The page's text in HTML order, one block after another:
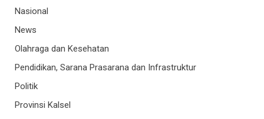
Nasional
News
Olahraga dan Kesehatan
Pendidikan, Sarana Prasarana dan Infrastruktur
Politik
Provinsi Kalsel